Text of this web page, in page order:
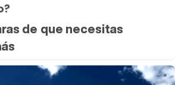
de que necesitas